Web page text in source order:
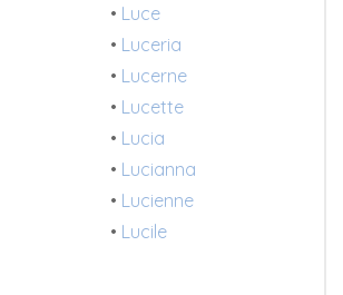
• Luce
• Luceria
• Lucerne
• Lucette
• Lucia
• Lucianna
• Lucienne
• Lucile